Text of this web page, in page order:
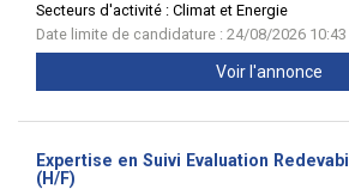
Secteurs d'activité : Climat et Energie
Date limite de candidature : 24/08/2026 10:43
Voir l'annonce
Expertise en Suivi Evaluation
(H/F)